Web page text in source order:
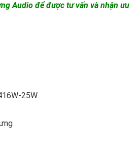
Audio để được tư vấn và nhận ưu
25W